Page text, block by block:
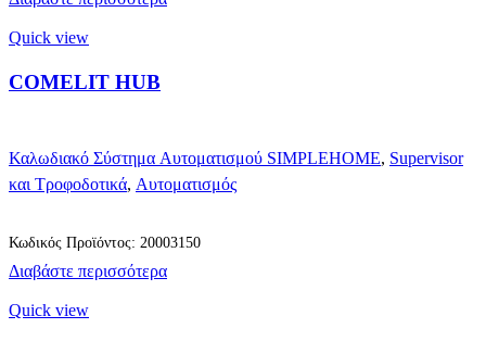
Quick view
COMELIT HUB
Καλωδιακό Σύστημα Αυτοματισμού SIMPLEHOME, Supervisor
και Τροφοδοτικά, Αυτοματισμός
Διαβάστε περισσότερα
Κωδικός Προϊόντος: 20003150
Quick view